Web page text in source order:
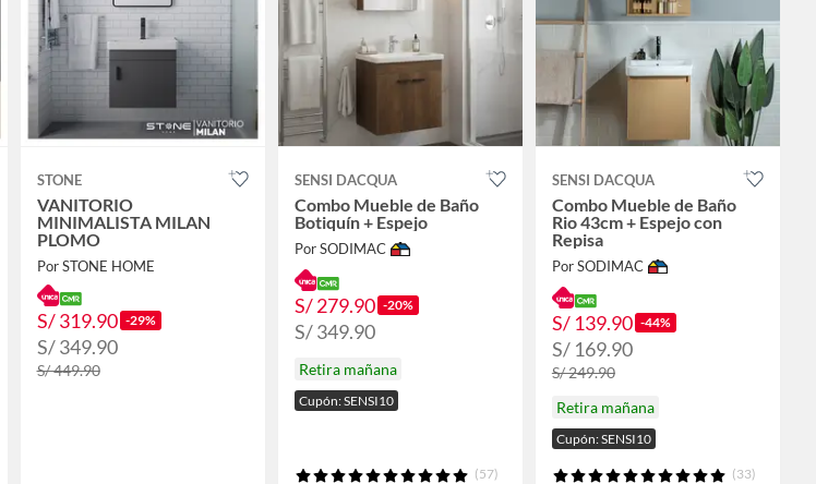
STONE
VANITORIO
MINIMALISTA MILAN
PLOMO
Por STONE HOME
S/ 319.90 -29%
S/ 349.90
S/ 449.90
SENSI DACQUA
Combo Mueble de Baño
Botiquín + Espejo
Por SODIMAC
S/ 279.90 -20%
S/ 349.90
Retira mañana
Cupón: SENSI10
(57)
SENSI DACQUA
Combo Mueble de Baño
Rio 43cm + Espejo con
Repisa
Por SODIMAC
S/ 139.90 -44%
S/ 169.90
S/ 249.90
Retira mañana
Cupón: SENSI10
(33)